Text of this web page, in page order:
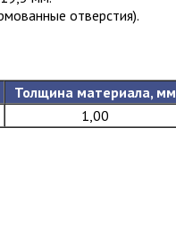
отверстия).
Толщина материала, мм
1,00